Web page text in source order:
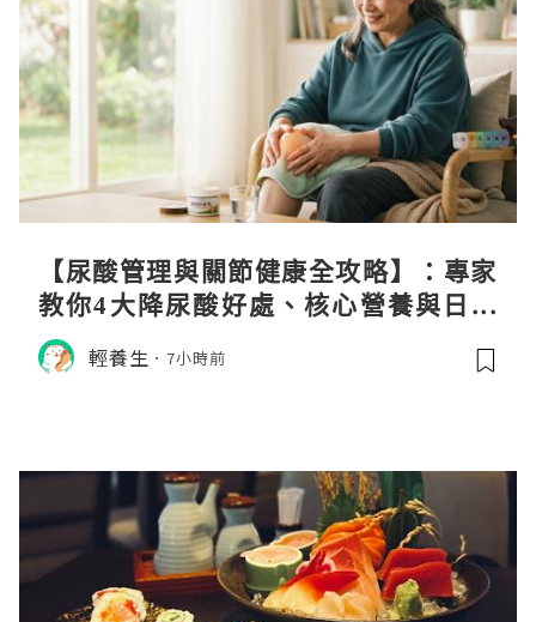
【尿酸管理與關節健康全攻略】：專家
教你4大降尿酸好處、核心營養與日常
飲食調理秘訣
輕養生 7小時前